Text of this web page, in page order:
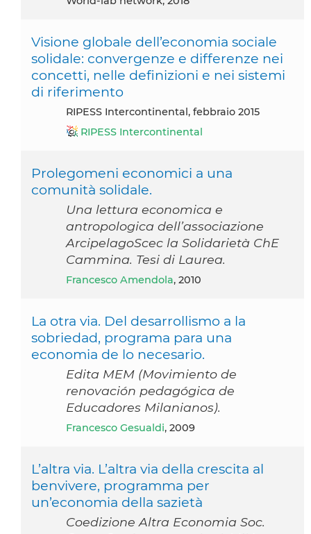
Visione globale dell’economia sociale
solidale: convergenze e differenze nei
concetti, nelle definizioni e nei sistemi
di riferimento
RIPESS Intercontinental, febbraio 2015
RIPESS Intercontinental
Prolegomeni economici a una
comunità solidale.
Una lettura economica e
antropologica dell’associazione
ArcipelagoScec la Solidarietà ChE
Cammina. Tesi di Laurea.
Francesco Amendola, 2010
La otra via. Del desarrollismo a la
sobriedad, programa para una
economia de lo necesario.
Edita MEM (Movimiento de
renovación pedagógica de
Educadores Milanianos).
Francesco Gesualdi, 2009
L’altra via. L’altra via della crescita al
benvivere, programma per
un’economia della sazietà
Coedizione Altra Economia Soc.